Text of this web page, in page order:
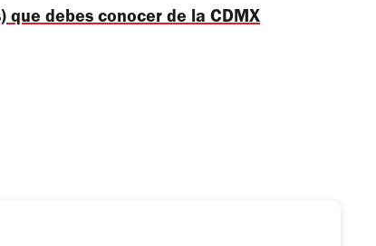
que debes conocer de la CDMX